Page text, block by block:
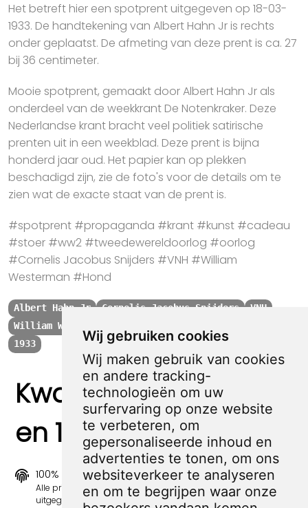
Wij gebruiken cookies
Wij maken gebruik van cookies
en andere tracking-
technologieën om uw
surfervaring op onze website
te verbeteren, om
gepersonaliseerde inhoud en
advertenties te tonen, om ons
websiteverkeer te analyseren
en om te begrijpen waar onze
Het betreft hier een spotprent uitgegeven op 18-03-
1933. De handtekening van Albert Hahn Jr is rechts
onder geplaatst. De afmeting van deze prent is ca. 27
bij 36 centimeter.
Mooie spotprent, gemaakt door Albert Hahn Jr als
onderdeel van de weekkrant De Notenkraker. Deze
Nederlandse krant bracht veel politiek satirische
prenten uit in een weekblad. Deze prent is bijna
honderd jaar oud. Het papier kan op plekken
beschadigd zijn, zie de foto's voor de details om te
zien wat de exacte staat van de prent is.
#spotprent #propaganda #krant #kunst #cadeau
#stoer #ww2 #tweedewereldoorlog #oorlog
#Cornelis Jacobus Snijders #VNH #William
Westerman #Hond
Albert Hahn Jr Cornelis Jacobus Snijders
VNH
William Westerman
1933
Kwaliteit, zekerheid
en 100% sociaal
100% origineel
Alle prints zijn 100% origineel in de jaren 1910-1920
uitgegeven.